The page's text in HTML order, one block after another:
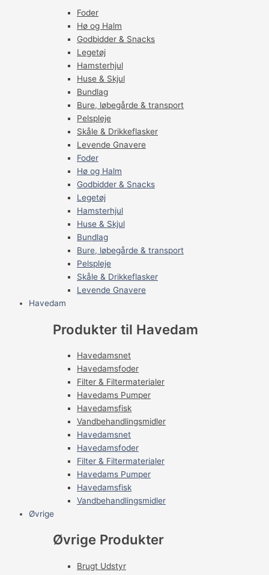
Foder
Hø og Halm
Godbidder & Snacks
Legetøj
Hamsterhjul
Huse & Skjul
Bundlag
Bure, løbegårde & transport
Pelspleje
Skåle & Drikkeflasker
Levende Gnavere
Foder
Hø og Halm
Godbidder & Snacks
Legetøj
Hamsterhjul
Huse & Skjul
Bundlag
Bure, løbegårde & transport
Pelspleje
Skåle & Drikkeflasker
Levende Gnavere
Havedam
Produkter til Havedam
Havedamsnet
Havedamsfoder
Filter & Filtermaterialer
Havedams Pumper
Havedamsfisk
Vandbehandlingsmidler
Havedamsnet
Havedamsfoder
Filter & Filtermaterialer
Havedams Pumper
Havedamsfisk
Vandbehandlingsmidler
Øvrige
Øvrige Produkter
Brugt Udstyr